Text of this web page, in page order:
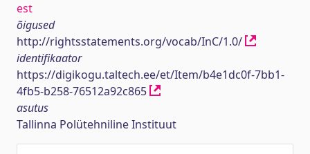
est
õigused
http://rightsstatements.org/vocab/InC/1.0/
identifikaator
https://digikogu.taltech.ee/et/Item/b4e1dc0f-7bb1-
4fb5-b258-76512a92c865
asutus
Tallinna Polütehniline Instituut